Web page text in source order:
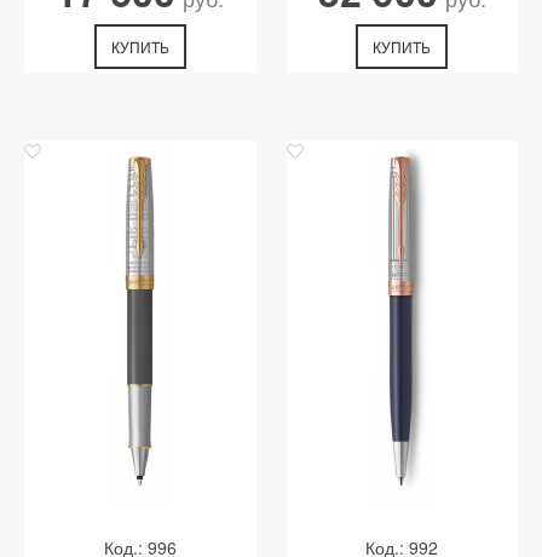
КУПИТЬ КУПИТЬ
Код.: 996 Код.: 992